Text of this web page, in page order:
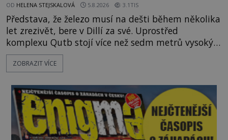
OD HELENA STEJSKALOVÁ 5.8.2026 3.1TIS
Představa, že železo musí na dešti během několika
let zrezivět, bere v Dillí za své. Uprostřed
komplexu Qutb stojí více než sedm metrů vysoký
železný sloup, který už přibližně 1 600 let odolává
počasí s jen nepatrnými stopami koroze. Jeho
ztracených technologiích či tajemných
materiálech. Moderní metalurgie však ukazuje, že
skutečné vysvětlení je ješt
ZOBRAZIT VÍCE